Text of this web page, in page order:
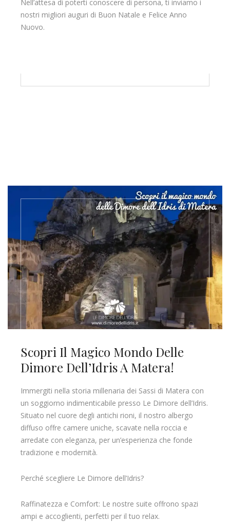
Nell’attesa di poterti conoscere di persona, ti inviamo i
nostri migliori auguri di Buon Natale e Felice Anno
Nuovo.
Scopri Il Magico Mondo Delle
Dimore Dell’Idris A Matera!
Immergiti nella storia millenaria dei Sassi di Matera con
un soggiorno indimenticabile presso Le Dimore dell’Idris.
Situato nel cuore degli antichi rioni, il nostro albergo
diffuso offre camere uniche, scavate nella roccia e
arredate con eleganza, per un’esperienza che fonde
tradizione e modernità.
Perché scegliere Le Dimore dell’Idris?
Raffinatezza e Comfort: Le nostre suite offrono spazi
ampi e accoglienti, perfetti per il tuo relax.